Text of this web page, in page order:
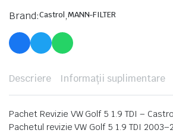
Brand:Castrol,MANN-FILTER
Descriere Informații suplimentare
Pachet Revizie VW Golf 5 1.9 TDI –
Pachetul revizie VW Golf 5 1.9 TDI